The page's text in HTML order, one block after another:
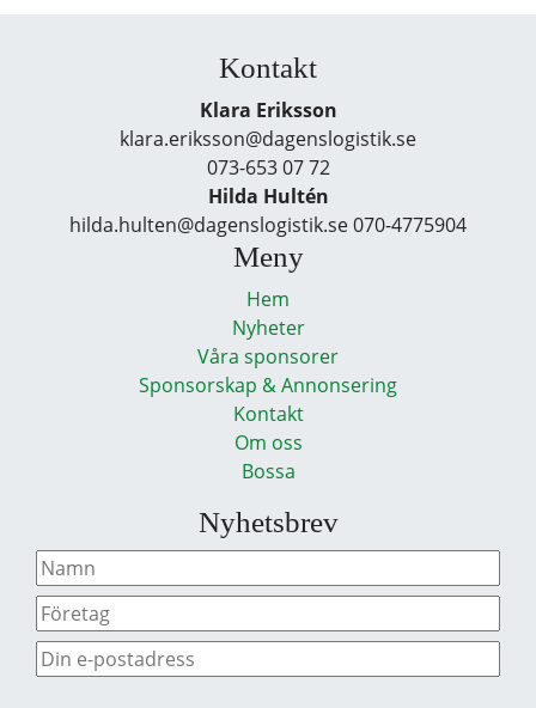
Kontakt
Klara Eriksson
klara.eriksson@dagenslogistik.se
073-653 07 72
Hilda Hultén
hilda.hulten@dagenslogistik.se 070-4775904
Meny
Hem
Nyheter
Våra sponsorer
Sponsorskap & Annonsering
Kontakt
Om oss
Bossa
Nyhetsbrev